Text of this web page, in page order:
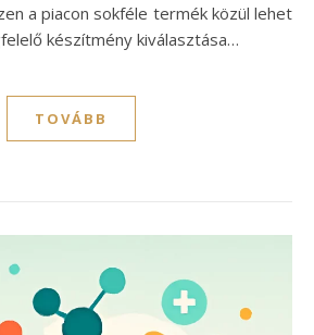
a piacon sokféle termék közül lehet
készítmény kiválasztása…
TOVÁBB